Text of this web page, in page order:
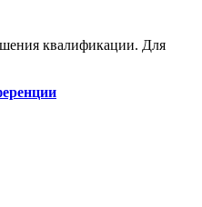
квалификации. Для